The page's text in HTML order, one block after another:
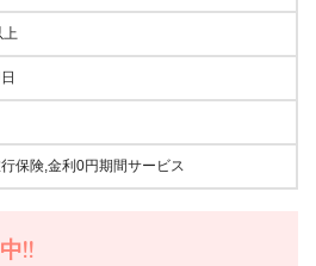
上
保険,金利0円期間サービス
!!